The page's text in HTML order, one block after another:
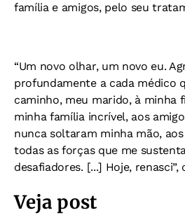
família e amigos, pelo seu
“Um novo olhar, um novo eu.
profundamente a cada médico
caminho, meu marido, à minha
minha família incrível, aos
nunca soltaram minha mão,
todas as forças que me
desafiadores. [...] Hoje, renasci”,
Veja post